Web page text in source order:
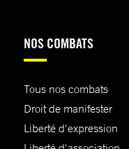
NOS COMBATS
Tous nos combats
Droit de manifester
Liberté d'expression